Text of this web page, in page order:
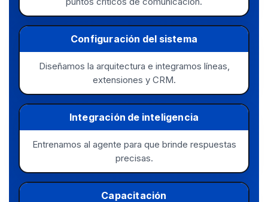
Configuración del sistema
Diseñamos la arquitectura e integramos líneas,
extensiones y CRM.
Integración de inteligencia
Entrenamos al agente para que brinde respuestas
precisas.
Capacitación